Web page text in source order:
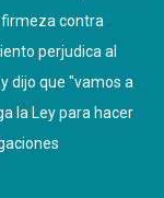
firmeza contra
perjudica al
dijo que "vamos a
la Ley para hacer